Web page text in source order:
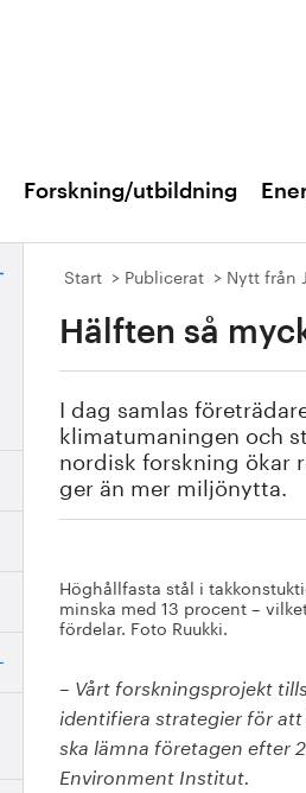
Forskning/utbildning
Start Publicerat Nytt från
Hälften så
I dag samlas
klimatumaningen och
nordisk forskning ökar
ger än mer miljönytta.
Höghållfasta stål i
minska med 13 procent –
fördelar. Foto Ruukki.
– Vårt forskningsprojekt
identifiera strategier för
ska lämna företagen efter
Environment Institut.